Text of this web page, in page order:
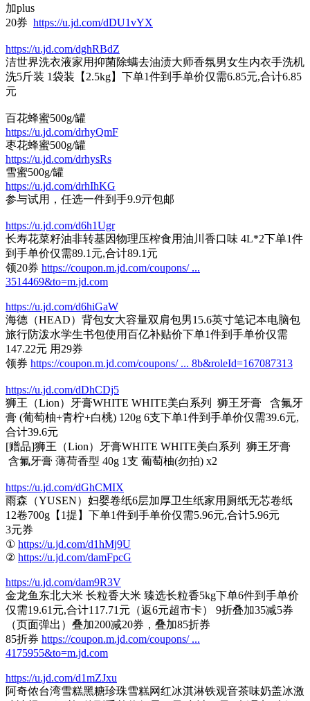
加plus
20券 https://u.jd.com/dDU1vYX
https://u.jd.com/dghRBdZ
洁世界洗衣液家用抑菌除螨去油渍大师香氛男女生内衣手洗机
洗5斤装 1袋装【2.5kg】下单1件到手单价仅需6.85元,合计6.85
元
百花蜂蜜500g/罐
https://u.jd.com/drhyQmF
枣花蜂蜜500g/罐
https://u.jd.com/drhysRs
雪蜜500g/罐
https://u.jd.com/drhIhKG
参与试用，任选一件到手9.9亓包邮
https://u.jd.com/d6h1Ugr
长寿花菜籽油非转基因物理压榨食用油川香口味 4L*2下单1件
到手单价仅需89.1元,合计89.1元
领20券 https://coupon.m.jd.com/coupons/ ...
3514469&to=m.jd.com
https://u.jd.com/d6hiGaW
海德（HEAD）背包女大容量双肩包男15.6英寸笔记本电脑包
旅行防泼水学生书包使用百亿补贴价下单1件到手单价仅需
147.22元 用29券
领券 https://coupon.m.jd.com/coupons/ ... 8b&roleId=167087313
https://u.jd.com/dDhCDj5
狮王（Lion）牙膏WHITE WHITE美白系列 狮王牙膏 含氟牙
膏 (葡萄柚+青柠+白桃) 120g 6支下单1件到手单价仅需39.6元,
合计39.6元
[赠品]狮王（Lion）牙膏WHITE WHITE美白系列 狮王牙膏
含氟牙膏 薄荷香型 40g 1支 葡萄柚(勿拍) x2
https://u.jd.com/dGhCMIX
雨森（YUSEN）妇婴卷纸6层加厚卫生纸家用厕纸无芯卷纸
12卷700g【1提】下单1件到手单价仅需5.96元,合计5.96元
3元券
① https://u.jd.com/d1hMj9U
② https://u.jd.com/damFpcG
https://u.jd.com/dam9R3V
金龙鱼东北大米 长粒香大米 臻选长粒香5kg下单6件到手单价
仅需19.61元,合计117.71元（返6元超市卡） 9折叠加35减5券
（页面弹出）叠加200减20券，叠加85折券
85折券 https://coupon.m.jd.com/coupons/ ...
4175955&to=m.jd.com
https://u.jd.com/d1mZJxu
阿奇侬台湾雪糕黑糖珍珠雪糕网红冰淇淋铁观音茶味奶盖冰激